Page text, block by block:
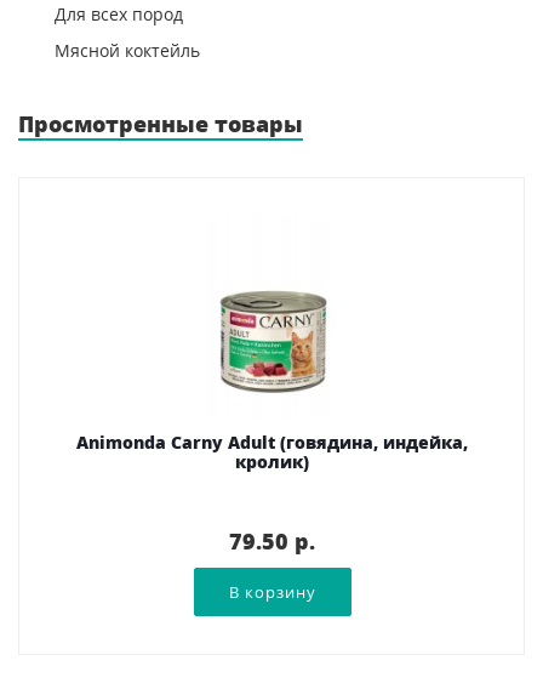
Для всех пород
Мясной коктейль
Просмотренные товары
Animonda Carny Adult (говядина, индейка,
кролик)
79.50 p.